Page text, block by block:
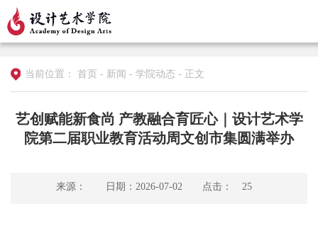
当前位置： 首页 - 新闻 - 学院动态 - 正文
艺创赋能新食尚 产教融合育匠心｜设计艺术学
院第二届职业教育活动周文创市集圆满举办
来源： 日期：2026-07-02 点击： 25